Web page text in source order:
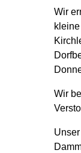
Wir
Wir